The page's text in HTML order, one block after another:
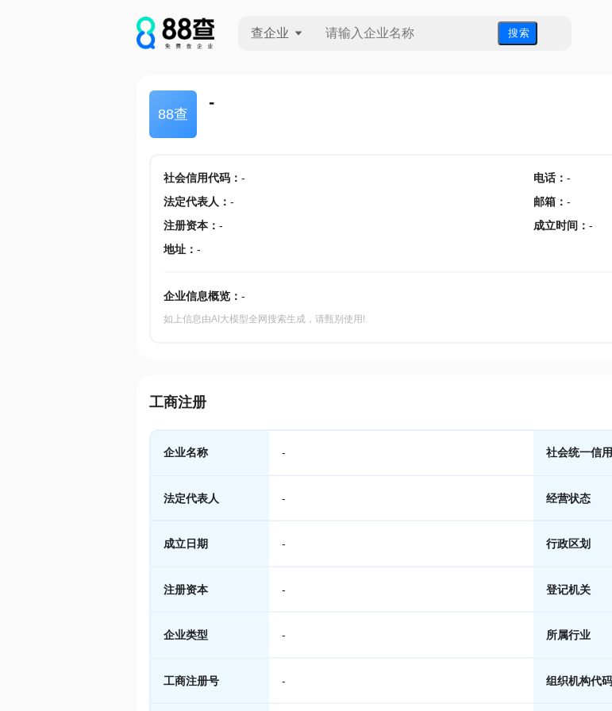
查企业 搜 索
88查
-
社会信用代码： - 电话： -
法定代表人 ： - 邮箱 ： -
注册资本： - 成立时间 ： -
地址： -
企业信息概览： -
如上信息由AI大模型全网搜索生成，请甄别使用!
工商注册
企业名称 - 社会统一信
法定代表人 - 经营状态
成立日期 - 行政区划
注册资本 - 登记机关
企业类型 - 所属行业
工商注册号 - 组织机构代码